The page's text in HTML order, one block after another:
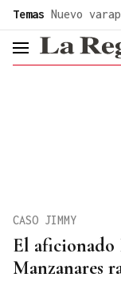
Temas Nuevo
header.menu.open
El aficionado
Manzanares
CASO JIMMY